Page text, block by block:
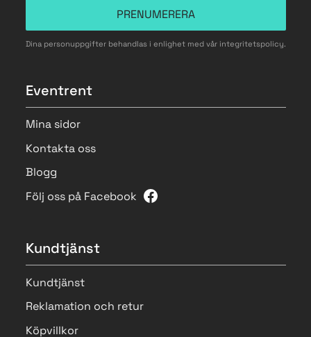
PRENUMERERA
Dina personuppgifter behandlas i enlighet med vår integritetspolicy.
Eventrent
Mina sidor
Kontakta oss
Blogg
Följ oss på Facebook
Kundtjänst
Kundtjänst
Reklamation och retur
Köpvillkor